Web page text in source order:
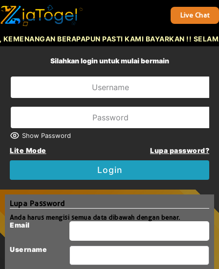
Live Chat
BERAPAPUN PASTI KAMI BAYARKAN !!
Silahkan login untuk mulai bermain
Show Password
Lite Mode Lupa password?
Login
Lupa Password
Anda harus mengisi semua data dibawah dengan benar.
Email
Username